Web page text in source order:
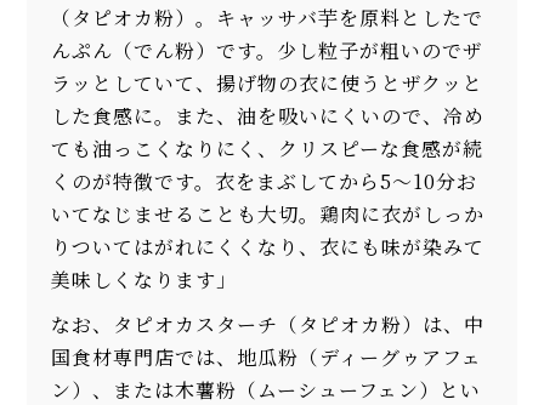
（タピオカ粉）。キャッサバ芋を原料としたで
んぷん（でん粉）です。少し粒子が粗いのでザ
ラッとしていて、揚げ物の衣に使うとザクッと
した食感に。また、油を吸いにくいので、冷め
ても油っこくなりにく、クリスピーな食感が続
くのが特徴です。衣をまぶしてから5～10分お
いてなじませることも大切。鶏肉に衣がしっか
りついてはがれにくくなり、衣にも味が染みて
美味しくなります」
なお、タピオカスターチ（タピオカ粉）は、中
国食材専門店では、地瓜粉（ディーグゥアフェ
ン）、または木薯粉（ムーシューフェン）とい